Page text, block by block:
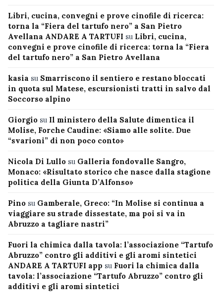
Libri, cucina, convegni e prove cinofile di ricerca:
torna la “Fiera del tartufo nero” a San Pietro
Avellana ANDARE A TARTUFI su Libri, cucina,
convegni e prove cinofile di ricerca: torna la “Fiera
del tartufo nero” a San Pietro Avellana
kasia su Smarriscono il sentiero e restano bloccati
in quota sul Matese, escursionisti tratti in salvo dal
Soccorso alpino
Giorgio su Il ministero della Salute dimentica il
Molise, Forche Caudine: «Siamo alle solite. Due
“svarioni” di non poco conto»
Nicola Di Lullo su Galleria fondovalle Sangro,
Monaco: «Risultato storico che nasce dalla stagione
politica della Giunta D’Alfonso»
Pino su Gamberale, Greco: “In Molise si continua a
viaggiare su strade dissestate, ma poi si va in
Abruzzo a tagliare nastri”
Fuori la chimica dalla tavola: l’associazione “Tartufo
Abruzzo” contro gli additivi e gli aromi sintetici
ANDARE A TARTUFI app su Fuori la chimica dalla
tavola: l’associazione “Tartufo Abruzzo” contro gli
additivi e gli aromi sintetici